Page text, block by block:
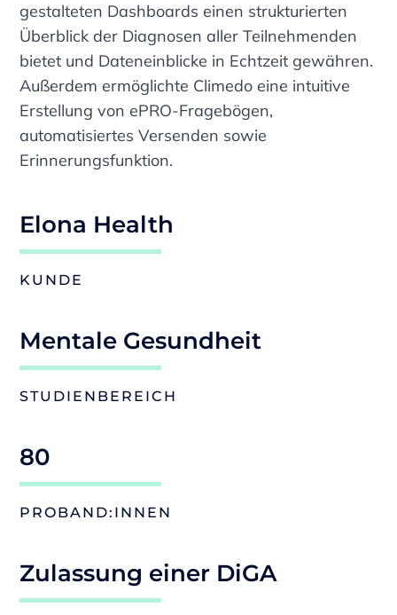
gestalteten Dashboards einen strukturierten
Überblick der Diagnosen aller Teilnehmenden
bietet und Dateneinblicke in Echtzeit gewähren.
Außerdem ermöglichte Climedo eine intuitive
Erstellung von ePRO-Fragebögen,
automatisiertes Versenden sowie
Erinnerungsfunktion.
Elona Health
KUNDE
Mentale Gesundheit
STUDIENBEREICH
80
PROBAND:INNEN
Zulassung einer DiGA